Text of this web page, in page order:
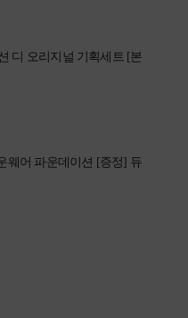
디 오리지널 기획세트 [본
웨어 파운데이션 [증정] 듀